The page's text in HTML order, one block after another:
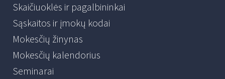
Skaičiuoklės ir pagalbininkai
Sąskaitos ir įmokų kodai
Mokesčių žinynas
Mokesčių kalendorius
Seminarai